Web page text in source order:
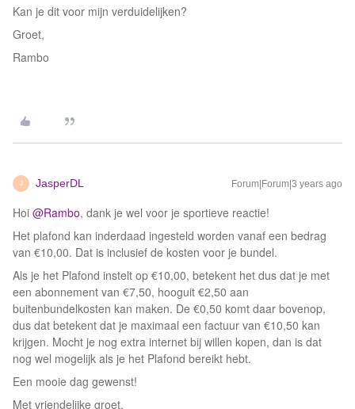
Kan je dit voor mijn verduidelijken?
Groet,
Rambo
J JasperDL Forum|Forum|3 years ago
Hoi @Rambo, dank je wel voor je sportieve reactie!
Het plafond kan inderdaad ingesteld worden vanaf een bedrag
van €10,00. Dat is inclusief de kosten voor je bundel.
Als je het Plafond instelt op €10,00, betekent het dus dat je met
een abonnement van €7,50, hooguit €2,50 aan
buitenbundelkosten kan maken. De €0,50 komt daar bovenop,
dus dat betekent dat je maximaal een factuur van €10,50 kan
krijgen. Mocht je nog extra internet bij willen kopen, dan is dat
nog wel mogelijk als je het Plafond bereikt hebt.
Een mooie dag gewenst!
Met vriendelijke groet,